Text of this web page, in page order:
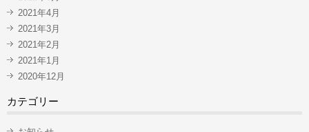
2021年4月
2021年3月
2021年2月
2021年1月
2020年12月
カテゴリー